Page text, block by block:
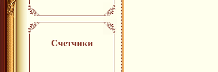
Счетчики